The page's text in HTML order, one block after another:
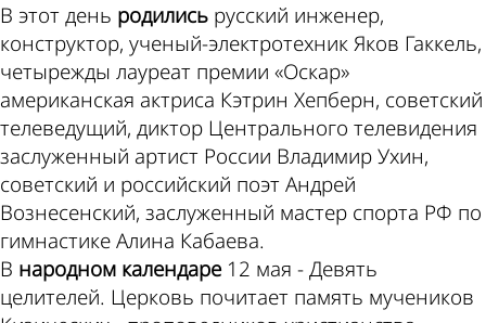
В этот день родились русский инженер,
конструктор, ученый-электротехник Яков Гаккель,
четырежды лауреат премии «Оскар»
американская актриса Кэтрин Хепберн, советский
телеведущий, диктор Центрального телевидения
заслуженный артист России Владимир Ухин,
советский и российский поэт Андрей
Вознесенский, заслуженный мастер спорта РФ по
гимнастике Алина Кабаева.
В народном календаре12 мая - Девять
целителей. Церковь почитает память мучеников